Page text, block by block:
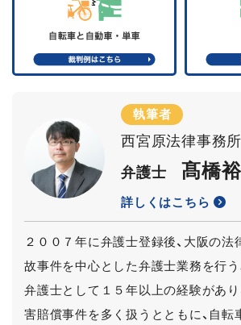
執筆者
西宮原法律事務所
弁護士 髙橋
詳しくはこちら
２００７年に弁護士登録後、大阪の
故事件を中心とした弁護士業務を行う
弁護士として１５年以上の経験があり
害賠償事件を多く扱うとともに、自転